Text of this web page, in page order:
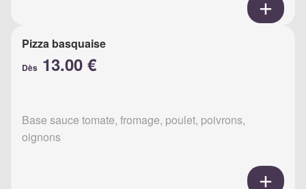
Pizza basquaise
Dès 13.00 €
Base sauce tomate, fromage, poulet, poivrons,
oignons